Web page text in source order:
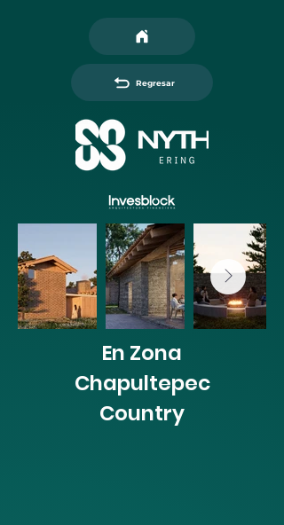
Regresar
En Zona
Chapultepec
Country